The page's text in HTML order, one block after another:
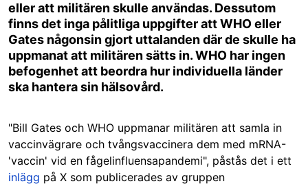
eller att militären skulle användas. Dessutom
finns det inga pålitliga uppgifter att WHO eller
Gates någonsin gjort uttalanden där de skulle ha
uppmanat att militären sätts in. WHO har ingen
befogenhet att beordra hur individuella länder
ska hantera sin hälsovård.
"Bill Gates och WHO uppmanar militären att samla in
vaccinvägrare och tvångsvaccinera dem med mRNA-
'vaccin' vid en fågelinfluensapandemi", påstås det i ett
inlägg på X som publicerades av gruppen